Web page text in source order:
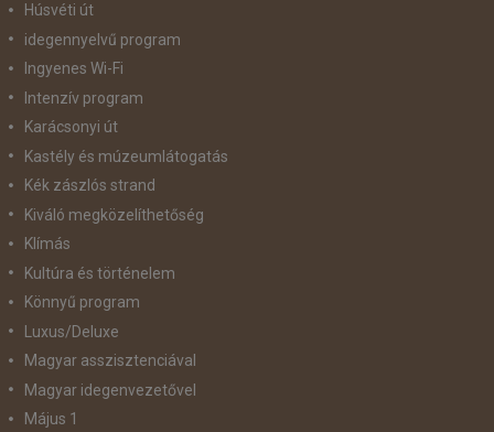
Húsvéti út
idegennyelvű program
Ingyenes Wi-Fi
Intenzív program
Karácsonyi út
Kastély és múzeumlátogatás
Kék zászlós strand
Kiváló megközelíthetőség
Klímás
Kultúra és történelem
Könnyű program
Luxus/Deluxe
Magyar asszisztenciával
Magyar idegenvezetővel
Május 1